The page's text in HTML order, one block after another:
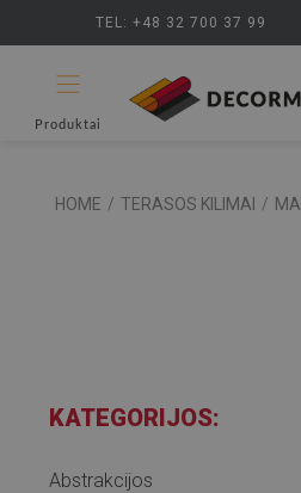
TEL: +48 32 700 37 99
Produktai
HOME / TERASOS KILIMAI /
KATEGORIJOS:
Abstrakcijos